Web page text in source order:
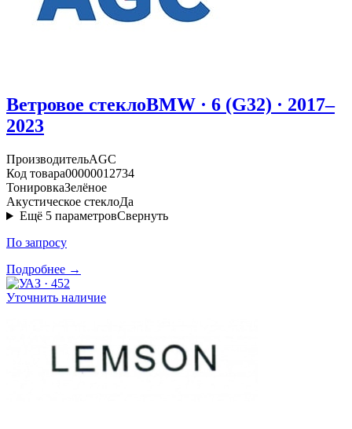
Ветровое стеклоBMW · 6 (G32) · 2017–
2023
ПроизводительAGC
Код товара00000012734
ТонировкаЗелёное
Акустическое стеклоДа
Ещё 5 параметровСвернуть
По запросу
Подробнее →
Уточнить наличие